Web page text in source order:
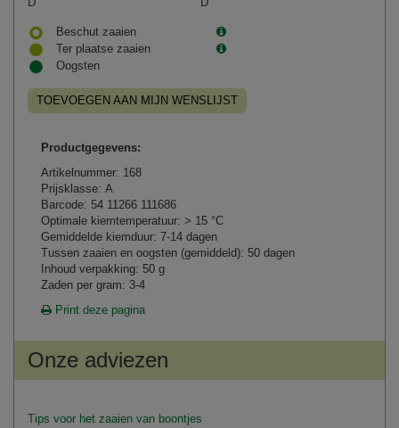
Beschut zaaien
Ter plaatse zaaien
Oogsten
TOEVOEGEN AAN MIJN WENSLIJST
Productgegevens:
Artikelnummer: 168
Prijsklasse: A
Barcode: 54 11266 111686
Optimale kiemtemperatuur: > 15 °C
Gemiddelde kiemduur: 7-14 dagen
Tussen zaaien en oogsten (gemiddeld): 50 dagen
Inhoud verpakking: 50 g
Zaden per gram: 3-4
Print deze pagina
Onze adviezen
Tips voor het zaaien van boontjes